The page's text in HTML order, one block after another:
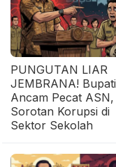
PUNGUTAN LIAR
JEMBRANA! Bupati
Ancam Pecat ASN,
Sorotan Korupsi di
Sektor Sekolah